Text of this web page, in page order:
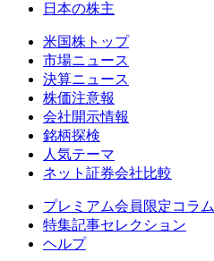
日本の株主
米国株トップ
市場ニュース
決算ニュース
株価注意報
会社開示情報
銘柄探検
人気テーマ
ネット証券会社比較
プレミアム会員限定コラム
特集記事セレクション
ヘルプ